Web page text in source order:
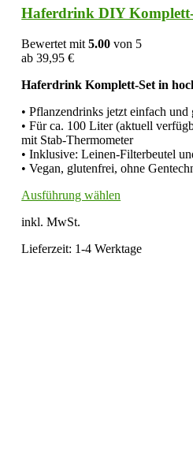
weist
mehrere
Varianten
auf.
Optionen
auf
der
Produktseite
gewählt
werden
Haferdrink DIY
Bewertet mit5.00 von 5
ab39,95€
Haferdrink Komplett-Set in
• Pflanzendrinks jetzt einfach und
• Für ca. 100 Liter (aktuell
mit Stab-Thermometer
• Inklusive: Leinen-Filterbeutel
• Vegan, glutenfrei, ohne
Ausführung wählen
Varianten
inkl. MwSt.
Lieferzeit: 1-4 Werktage